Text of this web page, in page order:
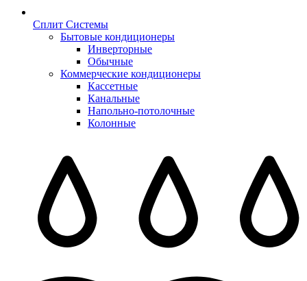
Сплит Системы
Бытовые кондиционеры
Инверторные
Обычные
Коммерческие кондиционеры
Кассетные
Канальные
Напольно-потолочные
Колонные